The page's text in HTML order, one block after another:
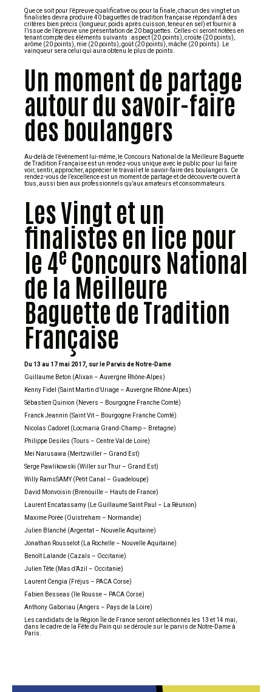
Que ce soit pour l’épreuve qualificative ou pour la finale, chacun des vingt et un
finalistes devra produire 40 baguettes de tradition française répondant à des
critères bien précis (longueur, poids après cuisson, teneur en sel) et fournir à
l’issue de l’épreuve une présentation de 20 baguettes. Celles-ci seront notées en
tenant compte des éléments suivants : aspect (20 points), croûte (20 points),
arôme (20 points), mie (20 points), goût (20 points), mâche (20 points). Le
vainqueur sera celui qui aura obtenu le plus de points.
Un moment de partage
autour du savoir-faire
des boulangers
Au-delà de l’événement lui-même, le Concours National de la Meilleure Baguette
de Tradition Française est un rendez-vous unique avec le public pour lui faire
voir, sentir, approcher, apprécier le travail et le savoir-faire des boulangers. Ce
rendez-vous de l’excellence est un moment de partage et de découverte ouvert à
tous, aussi bien aux professionnels qu’aux amateurs et consommateurs.
Les Vingt et un
finalistes en lice pour
le 4e Concours National
de la Meilleure
Baguette de Tradition
Française
Du 13 au 17 mai 2017, sur le Parvis de Notre-Dame
Guillaume Beton (Alixan – Auvergne Rhône-Alpes)
Kenny Fidel (Saint Martin d’Uriage – Auvergne Rhône-Alpes)
Sébastien Quinion (Nevers – Bourgogne Franche Comté)
Franck Jeannin (Saint Vit – Bourgogne Franche Comté)
Nicolas Cadoret (Locmaria Grand-Champ – Bretagne)
Philippe Desiles (Tours – Centre Val de Loire)
Mei Narusawa (Mertzwiller – Grand Est)
Serge Pawlikowski (Willer sur Thur – Grand Est)
Willy RamsSAMY (Petit Canal – Guadeloupe)
David Monvoisin (Brenouille – Hauts de France)
Laurent Encatassamy (Le Guillaume Saint Paul – La Réunion)
Maxime Porée (Ouistreham – Normandie)
Julien Blanché (Argentat – Nouvelle Aquitaine)
Jonathan Rousselot (La Rochelle – Nouvelle Aquitaine)
Benoît Lalande (Cazals – Occitanie)
Julien Tête (Mas d’Azil – Occitanie)
Laurent Cengia (Fréjus – PACA Corse)
Fabien Besseas (Ile Rousse – PACA Corse)
Anthony Gaboriau (Angers – Pays de la Loire)
Les candidats de la Région Île de France seront sélectionnés les 13 et 14 mai,
dans le cadre de la Fête du Pain qui se déroule sur le parvis de Notre-Dame à
Paris.